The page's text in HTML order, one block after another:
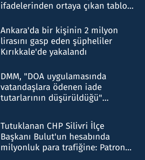
ifadelerinden ortaya çıkan tablo
Ankara'da bir kişinin 2 milyon
lirasını gasp eden şüpheliler
Kırıkkale'de yakalandı
DMM, "DOA uygulamasında
vatandaşlara ödenen iade
tutarlarının düşürüldüğü"
Tutuklanan CHP Silivri İlçe
Başkanı Bulut'un hesabında
milyonluk para trafiğine: Patron